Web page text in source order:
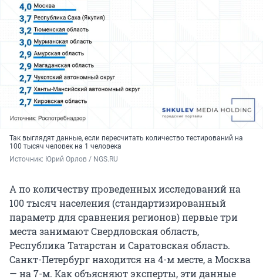
Так выглядят данные, если пересчитать количество тестирований на
100 тысяч человек на 1 человека
Источник: Юрий Орлов / NGS.RU
А по количеству проведенных исследований на
100 тысяч населения (стандартизированный
параметр для сравнения регионов) первые три
места занимают Свердловская область,
Республика Татарстан и Саратовская область.
Санкт-Петербург находится на 4-м месте, а Москва
— на 7-м. Как объясняют эксперты, эти данные